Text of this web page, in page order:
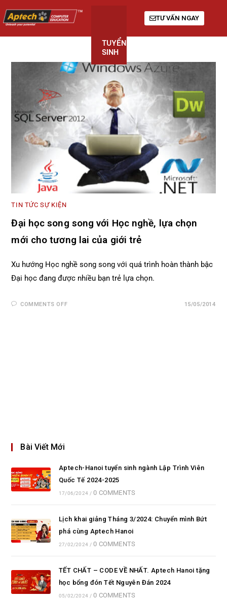
TUYỂN
SINH
TƯ VẤN NGAY
TIN TỨC SỰ KIỆN
Đại học song song với Học nghề, lựa chọn
mới cho tương lai của giới trẻ
Xu hướng Học nghề song song với quá trình hoàn thành bậc
Đại học đang được nhiều bạn trẻ lựa chọn.
COMMENTS OFF 15/05/2014
Bài Viết Mới
Aptech-Hanoi tuyển sinh ngành Lập Trình Viên
Quốc Tế 2024-2025
17/06/2024 / 0 COMMENTS
Lịch khai giảng Tháng 3/2024: Chuyển mình Bứt
phá cùng Aptech Hanoi
27/02/2024 / 0 COMMENTS
TẾT CHẤT – CODE VỀ NHẤT. Aptech Hanoi tặng
học bổng đón Tết Nguyên Đán 2024
05/02/2024 / 0 COMMENTS